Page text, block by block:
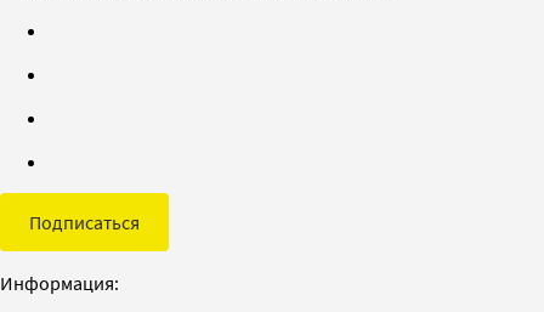
Подписаться
Информация: